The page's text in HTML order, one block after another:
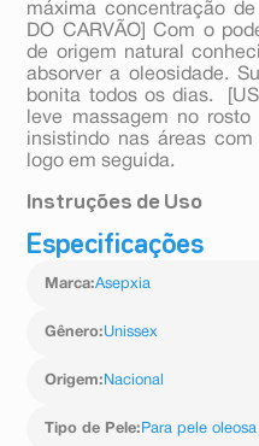
máxima concentração
DO CARVÃO] Com o
de origem natural
absorver a oleosidade.
bonita todos os dias. 
leve massagem no
insistindo nas áreas com
logo em seguida.
Instruções de Uso
Aplique com uma leve
Enxágue logo em seguida.
Especificações
Marca:Asepxia
Gênero:Unissex
Origem: Nacional
Tipo de Pele: Para pele oleosa